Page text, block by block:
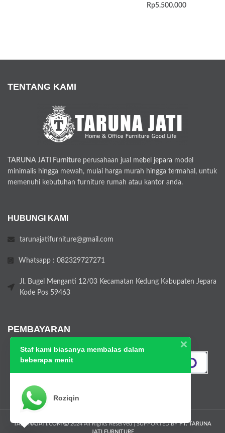
Rp5.500.000
TENTANG KAMI
TARUNA JATI Furniture perusahaan jual mebel jepara model
minimalis hingga mewah, mulai harga murah hingga termahal, untuk
memenuhi kebutuhan furniture rumah atau kantor anda.
HUBUNGI KAMI
tarunajatifurniture@gmail.com
Whatsapp : 082329727271
Jl. Bugel Menganti 12/03 Kecamatan Kedung Kabupaten Jepara
Kode Pos 59463
PEMBAYARAN
TARUNAJATI.COM 2024 All Rights Reserved | SUPPORTED BYPT. TARUNA
JATI FURNITURE
Staf kami biasanya membalas dalam
beberapa menit
Roziqin